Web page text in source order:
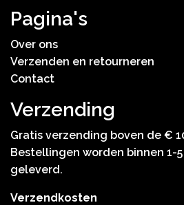
Pagina's
Over ons
Verzenden en retourneren
Contact
Verzending
Gratis verzending boven de €
Bestellingen worden binnen 1-
geleverd.
Verzendkosten